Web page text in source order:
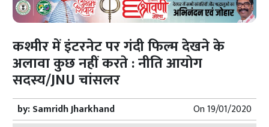
कश्मीर में इंटरनेट पर गंदी फिल्म देखने के
अलावा कुछ नहीं करते : नीति आयोग
सदस्य/JNU चांसलर
by:Samridh Jharkhand On19/01/2020